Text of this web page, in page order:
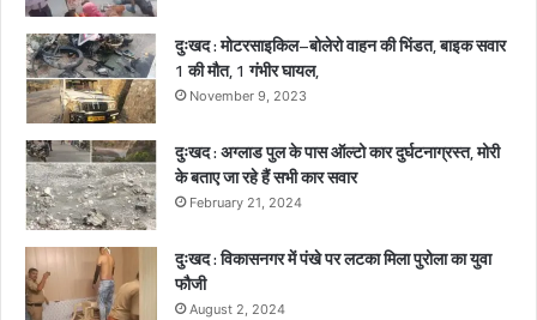
की
क
2
ब
दुःखद : मोटरसाइकिल–बोलेरो वाहन की भिंडत, बाइक सवार
1 की मौत, 1 गंभीर घायल,
November 9, 2023
दुःखद : अग्लाड पुल के पास ऑल्टो कार दुर्घटनाग्रस्त, मोरी
के बताए जा रहे हैं सभी कार सवार
February 21, 2024
दुःखद : विकासनगर में पंखे पर लटका मिला पुरोला का युवा
फौजी
August 2, 2024